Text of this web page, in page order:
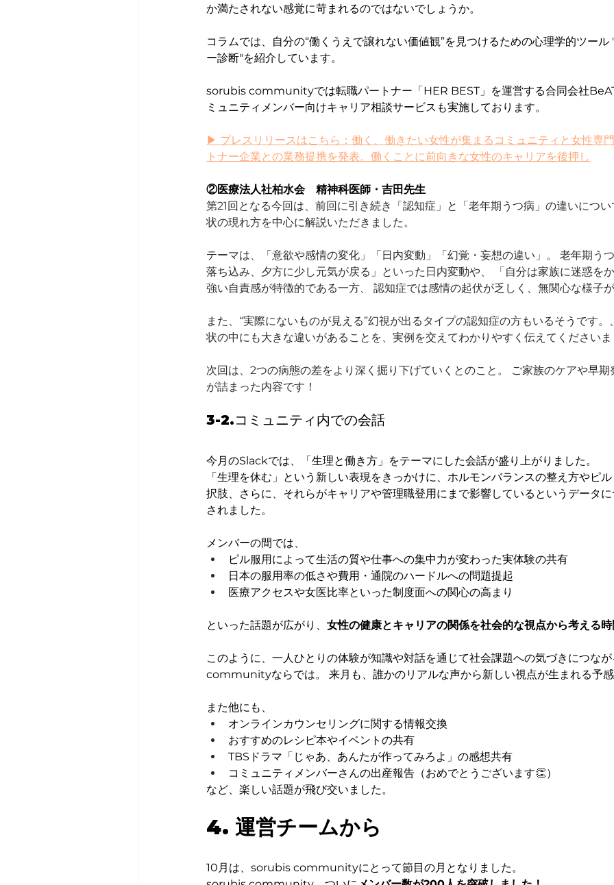
か満たされない感覚に苛まれるのではないでしょうか。
コラムでは、自分の“働くうえで譲れない価値観”を見つけるための心理学的ツール
ー診断"を紹介しています。
sorubis communityでは転職パートナー「HER BEST」を運営する合同会社
ミュニティメンバー向けキャリア相談サービスも実施しております。
▶ プレスリリースはこちら：働く、働きたい女性が集まるコミュニティと女性専
トナー企業との業務提携を発表。働くことに前向きな女性のキャリアを後押し
②医療法人社柏水会　精神科医師・吉田先生
第21回となる今回は、前回に引き続き「認知症」と「老年期うつ病」の違いについ
状の現れ方を中心に解説いただきました。
テーマは、「意欲や感情の変化」「日内変動」「幻覚・妄想の違い」。 老年期う
落ち込み、夕方に少し元気が戻る」といった日内変動や、 「自分は家族に迷惑を
強い自責感が特徴的である一方、 認知症では感情の起伏が乏しく、無関心な様子
また、“実際にないものが見える”幻視が出るタイプの認知症の方もいるそうです
状の中にも大きな違いがあることを、実例を交えてわかりやすく伝えてくださいま
次回は、2つの病態の差をより深く掘り下げていくとのこと。 ご家族のケアや早期
が詰まった内容です！
3-2.コミュニティ内での会話
今月のSlackでは、「生理と働き方」をテーマにした会話が盛り上がりました。
「生理を休む」という新しい表現をきっかけに、ホルモンバランスの整え方やピ
択肢、さらに、それらがキャリアや管理職登用にまで影響しているというデータ
されました。
メンバーの間では、
ピル服用によって生活の質や仕事への集中力が変わった実体験の共有
日本の服用率の低さや費用・通院のハードルへの問題提起
医療アクセスや女医比率といった制度面への関心の高まり
といった話題が広がり、女性の健康とキャリアの関係を社会的な視点から考える時
このように、一人ひとりの体験が知識や対話を通じて社会課題への気づきにつな
communityならでは。 来月も、誰かのリアルな声から新しい視点が生まれる予感
また他にも、
オンラインカウンセリングに関する情報交換
おすすめのレシピ本やイベントの共有
TBSドラマ「じゃあ、あんたが作ってみろよ」の感想共有
コミュニティメンバーさんの出産報告（おめでとうございます👏）
など、楽しい話題が飛び交いました。
4. 運営チームから
10月は、sorubis communityにとって節目の月となりました。